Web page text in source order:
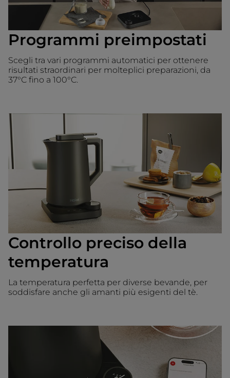
Programmi preimpostati
Scegli tra vari programmi automatici per ottenere
risultati straordinari per molteplici preparazioni, da
37°C fino a 100°C.
Controllo preciso della
temperatura
La temperatura perfetta per diverse bevande, per
soddisfare anche gli amanti più esigenti del tè.